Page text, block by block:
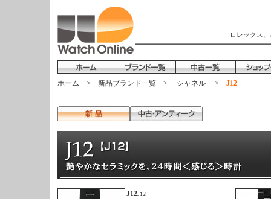
ロレックス
ホーム > 新品ブランド一覧 > シャネル > J12
J12J12